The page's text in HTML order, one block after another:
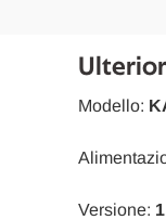
Modello:
Versione: